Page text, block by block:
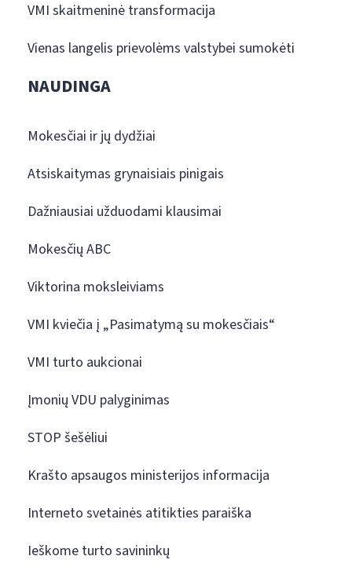
VMI skaitmeninė transformacija
Vienas langelis prievolėms valstybei sumokėti
NAUDINGA
Mokesčiai ir jų dydžiai
Atsiskaitymas grynaisiais pinigais
Dažniausiai užduodami klausimai
Mokesčių ABC
Viktorina moksleiviams
VMI kviečia į „Pasimatymą su mokesčiais“
VMI turto aukcionai
Įmonių VDU palyginimas
STOP šešėliui
Krašto apsaugos ministerijos informacija
Interneto svetainės atitikties paraiška
Ieškome turto savininkų